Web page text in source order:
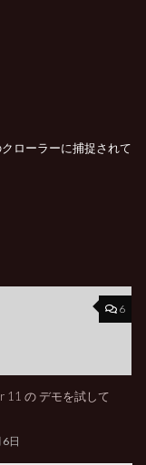
ローラーに捕捉されて
6
11 の デモを試して
日